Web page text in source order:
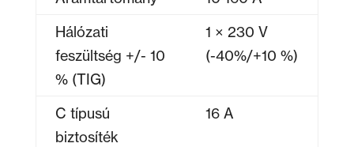
Hálózati
feszültség +/- 10
% (TIG)
1 × 230 V
(-40%/+10 %)
C típusú
biztosíték
16 A